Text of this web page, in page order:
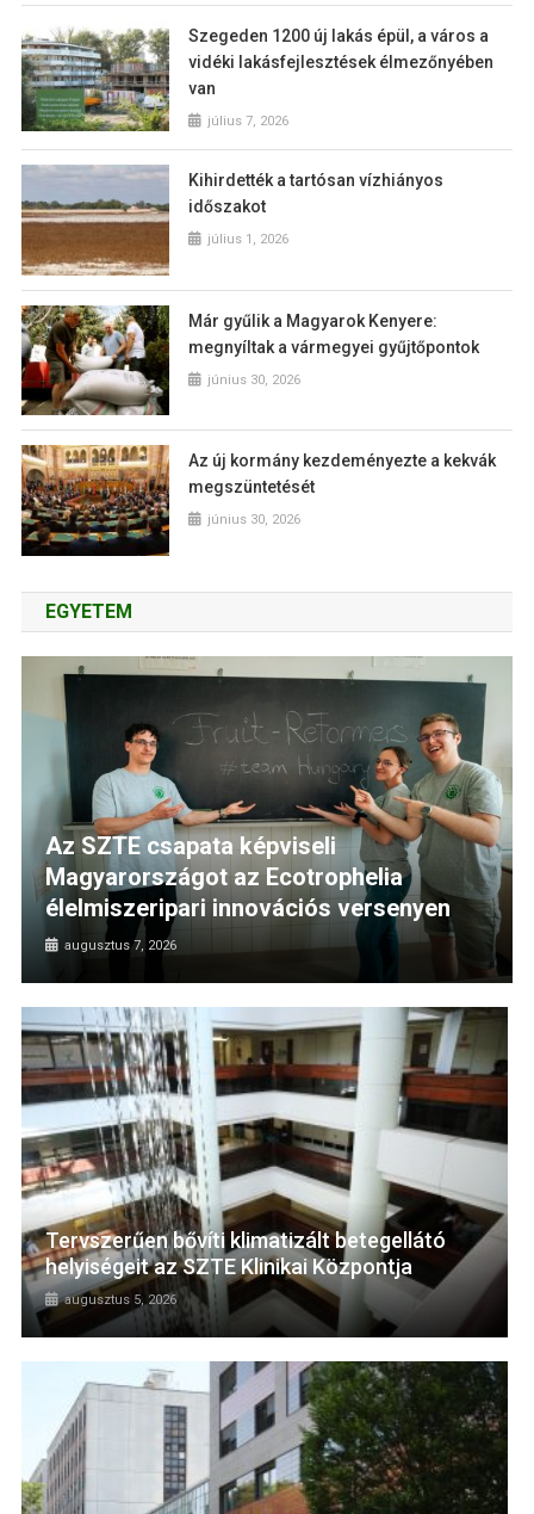
Szegeden 1200 új lakás épül, a város a
vidéki lakásfejlesztések élmezőnyében
van
július 7, 2026
Kihirdették a tartósan vízhiányos
időszakot
július 1, 2026
Már gyűlik a Magyarok Kenyere:
megnyíltak a vármegyei gyűjtőpontok
június 30, 2026
Az új kormány kezdeményezte a kekvák
megszüntetését
június 30, 2026
EGYETEM
Az SZTE csapata képviseli
Magyarországot az Ecotrophelia
élelmiszeripari innovációs versenyen
augusztus 7, 2026
Tervszerűen bővíti klimatizált betegellátó
helyiségeit az SZTE Klinikai Központja
augusztus 5, 2026